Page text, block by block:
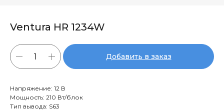
Ventura HR 1234W
Добавить в заказ
Напряжение: 12 В
Мощность: 210 Вт/блок
Тип вывода: S63